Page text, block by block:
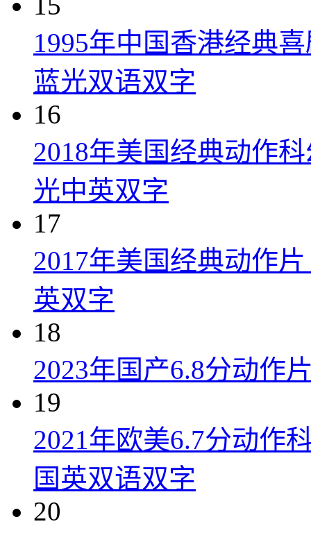
1995年中国香港经典
蓝光双语双字
16
2018年美国经典动作
光中英双字
17
2017年美国经典动作
英双字
18
2023年国产6.8分动作
19
2021年欧美6.7分动作
国英双语双字
20